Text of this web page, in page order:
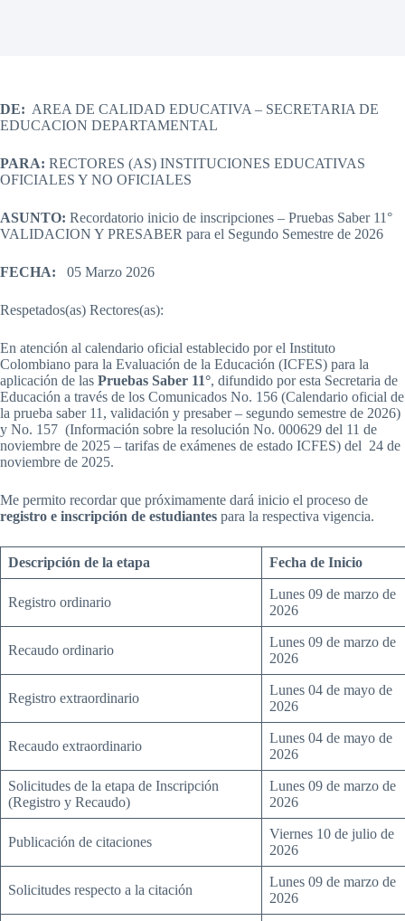
DE: AREA DE CALIDAD EDUCATIVA – SECRETARIA DE
EDUCACION DEPARTAMENTAL
PARA: RECTORES (AS) INSTITUCIONES EDUCATIVAS
OFICIALES Y NO OFICIALES
ASUNTO: Recordatorio inicio de inscripciones – Pruebas Saber 11°
VALIDACION Y PRESABER para el Segundo Semestre de 2026
FECHA: 05 Marzo 2026
Respetados(as) Rectores(as):
En atención al calendario oficial establecido por el Instituto
Colombiano para la Evaluación de la Educación (ICFES) para la
aplicación de las Pruebas Saber 11°, difundido por esta Secretaria de
Educación a través de los Comunicados No. 156 (Calendario oficial de
la prueba saber 11, validación y presaber – segundo semestre de 2026)
y No. 157 (Información sobre la resolución No. 000629 del 11 de
noviembre de 2025 – tarifas de exámenes de estado ICFES) del 24 de
noviembre de 2025.
Me permito recordar que próximamente dará inicio el proceso de
registro e inscripción de estudiantes para la respectiva vigencia.
Descripción de la etapa Fecha de Inicio
Registro ordinario
Lunes 09 de marzo de
2026
Recaudo ordinario
Lunes 09 de marzo de
2026
Registro extraordinario
Lunes 04 de mayo de
2026
Recaudo extraordinario
Lunes 04 de mayo de
2026
Solicitudes de la etapa de Inscripción
(Registro y Recaudo)
Lunes 09 de marzo de
2026
Publicación de citaciones
Viernes 10 de julio de
2026
Solicitudes respecto a la citación
Lunes 09 de marzo de
2026